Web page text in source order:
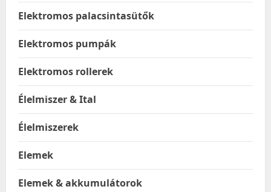
Elektromos palacsintasütők
Elektromos pumpák
Elektromos rollerek
Élelmiszer & Ital
Élelmiszerek
Elemek
Elemek & akkumulátorok